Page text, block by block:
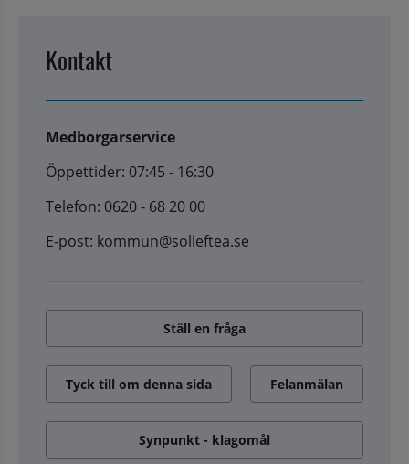
Kontakt
Medborgarservice
Öppettider: 07:45 - 16:30
Telefon: 0620 - 68 20 00
E-post: kommun@solleftea.se
Ställ en fråga
Tyck till om denna sida Felanmälan
Synpunkt - klagomål